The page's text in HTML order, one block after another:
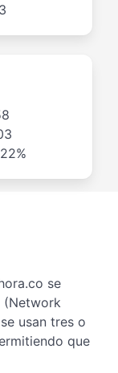
se
(Network
usan tres o
que